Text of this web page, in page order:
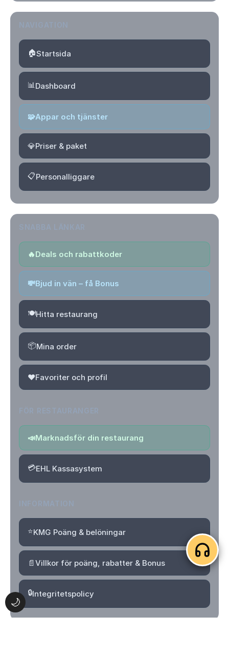
🌙
🏠Startsida
📊Dashboard
🧩Appar och tjänster
💎Priser & paket
📋Personalliggare
🔥Deals och rabattkoder
💸Bjud in vän – få Bonus
🍽️Hitta restaurang
📦Mina order
❤️Favoriter och profil
📣Marknadsför din restaurang
💳EHL Kassasystem
⭐KMG Poäng & belöningar
📄Villkor för poäng, rabatter & Bonus
🔒Integritetspolicy